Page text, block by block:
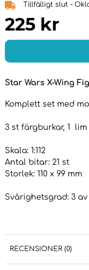
Tillfälligt slut -
225 kr
Star Wars X-Wing
Komplett set med
3 st färgburkar, 1
Skala: 1:112
Antal bitar: 21 st
Storlek: 110 x 99 mm
Svårighetsgrad: 3 av
RECENSIONER (0)